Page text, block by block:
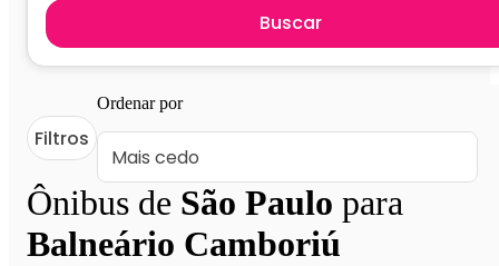
Buscar
Ônibus de São Paulo para
Balneário Camboriú
Filtros
Ordenar por